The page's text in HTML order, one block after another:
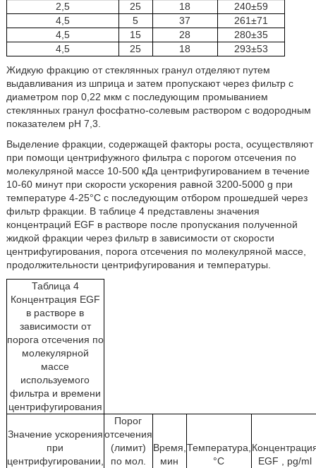
2,5
25 18
240±59
4,5
5 37
261±71
4,5
15 28
280±35
4,5
25 18
293±53
Жидкую фракцию от стеклянных гранул отделяют путем
выдавливания из шприца и затем пропускают через фильтр с
диаметром пор 0,22 мкм с последующим промыванием
стеклянных гранул фосфатно-солевым раствором с водородным
показателем pH 7,3.
Выделение фракции, содержащей факторы роста, осуществляют
при помощи центрифужного фильтра с порогом отсечения по
молекулряной массе 10-500 кДа центрифугированием в течение
10-60 минут при скорости ускорения равной 3200-5000 g при
температуре 4-25°C с последующим отбором прошедшей через
фильтр фракции. В таблице 4 представлены значения
концентраций EGF в растворе после пропускания полученной
жидкой фракции через фильтр в зависимости от скорости
центрифугирования, порога отсечения по молекулряной массе,
продолжительности центрифугирования и температуры.
Таблица 4
Концентрация EGF
в растворе в
зависимости от
порога отсечения по
молекулярной
массе
используемого
фильтра и времени
центрифугирования
Значение ускорения
при
центрифугировании,
Порог
отсечения
(лимит)
по мол.
Время,
мин
Температура,
°C
EGF , pg/ml